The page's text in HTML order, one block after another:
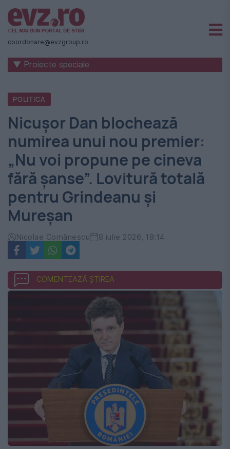
Știri
naționale
internaționale
România
-
Evenimentul
Zilei
coordonare@evzgroup.ro
▼ Proiecte speciale
POLITICA
Nicușor Dan blochează
numirea unui nou premier:
„Nu voi propune pe cineva
fără șanse”. Lovitură totală
pentru Grindeanu și
Mureșan
Nicolae Comănescu 8 iulie 2026, 18:14
COMENTEAZĂ ȘTIREA